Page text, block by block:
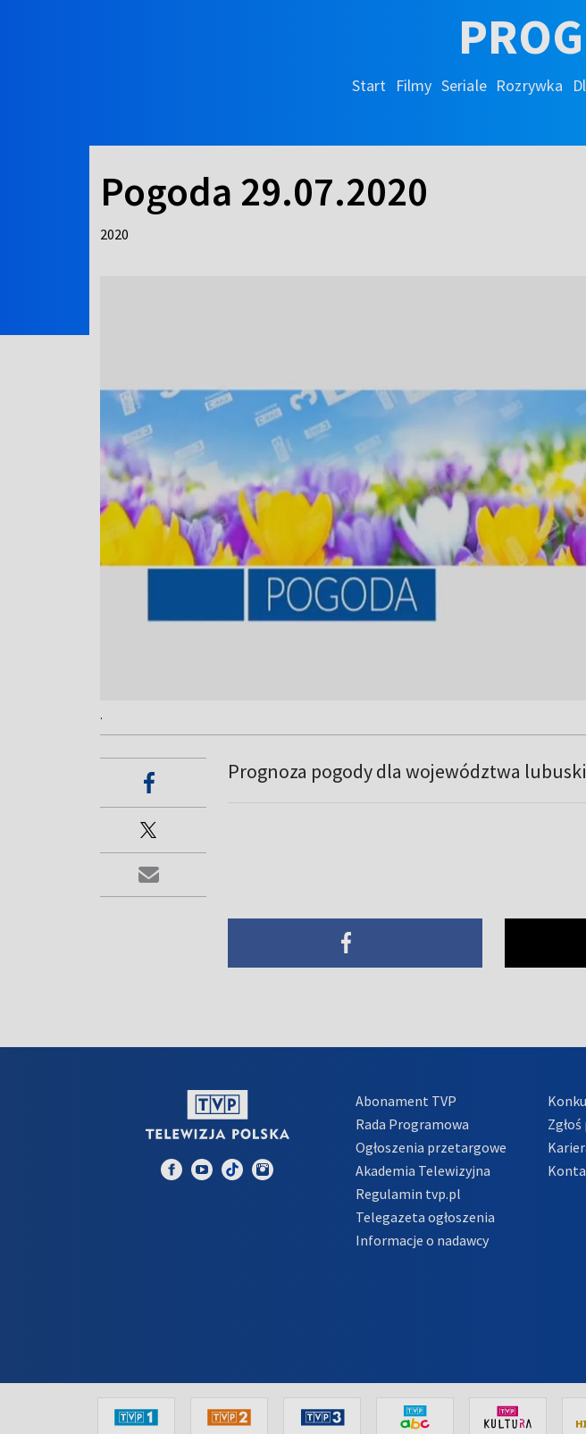
Start Filmy Seriale Rozrywka
Pogoda 29.07.2020
2020
.
Prognoza pogody dla województwa
Abonament TVP
Rada Programowa
Ogłoszenia przetargowe
Akademia Telewizyjna
Regulamin tvp.pl
Telegazeta ogłoszenia
Informacje o nadawcy